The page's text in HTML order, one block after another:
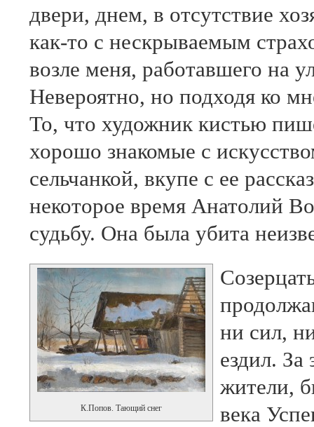
двери, днем, в отсутствие
как-то с нескрываемым
возле меня, работавшего на
Невероятно, но подходя ко
То, что художник кистью
хорошо знакомые с
сельчанкой, вкупе с ее
некоторое время Анатолий
судьбу. Она была убита
К.Попов. Тающий снег
ни сил,
ездил.
жители,
века